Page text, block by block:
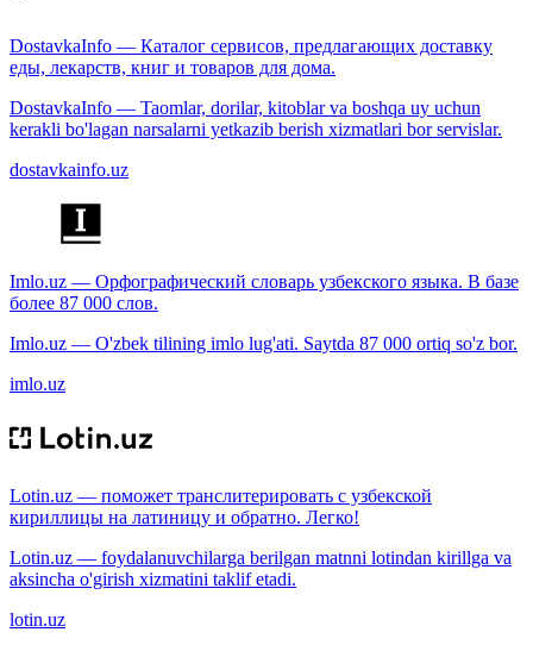
DostavkaInfo — Каталог сервисов, предлагающих доставку
еды, лекарств, книг и товаров для дома.
DostavkaInfo — Taomlar, dorilar, kitoblar va boshqa uy uchun
kerakli bo'lagan narsalarni yetkazib berish xizmatlari bor servislar.
dostavkainfo.uz
Imlo.uz — Орфографический словарь узбекского языка. В базе
более 87 000 слов.
Imlo.uz — O'zbek tilining imlo lug'ati. Saytda 87 000 ortiq so'z bor.
imlo.uz
Lotin.uz — поможет транслитерировать с узбекской
кириллицы на латиницу и обратно. Легко!
Lotin.uz — foydalanuvchilarga berilgan matnni lotindan kirillga va
aksincha o'girish xizmatini taklif etadi.
lotin.uz